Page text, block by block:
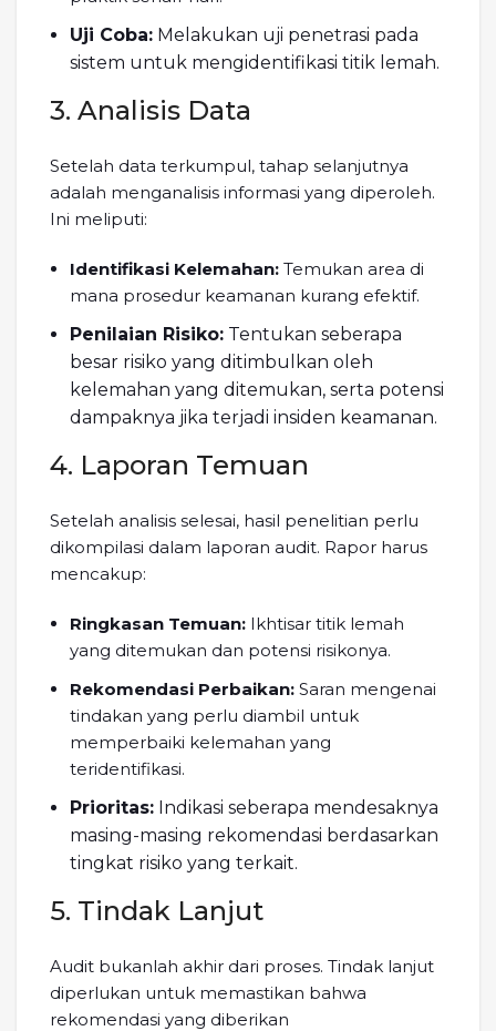
Uji Coba: Melakukan uji penetrasi pada
sistem untuk mengidentifikasi titik lemah.
3. Analisis Data
Setelah data terkumpul, tahap selanjutnya
adalah menganalisis informasi yang diperoleh.
Ini meliputi:
Identifikasi Kelemahan: Temukan area di
mana prosedur keamanan kurang efektif.
Penilaian Risiko: Tentukan seberapa
besar risiko yang ditimbulkan oleh
kelemahan yang ditemukan, serta potensi
dampaknya jika terjadi insiden keamanan.
4. Laporan Temuan
Setelah analisis selesai, hasil penelitian perlu
dikompilasi dalam laporan audit. Rapor harus
mencakup:
Ringkasan Temuan: Ikhtisar titik lemah
yang ditemukan dan potensi risikonya.
Rekomendasi Perbaikan: Saran mengenai
tindakan yang perlu diambil untuk
memperbaiki kelemahan yang
teridentifikasi.
Prioritas: Indikasi seberapa mendesaknya
masing-masing rekomendasi berdasarkan
tingkat risiko yang terkait.
5. Tindak Lanjut
Audit bukanlah akhir dari proses. Tindak lanjut
diperlukan untuk memastikan bahwa
rekomendasi yang diberikan